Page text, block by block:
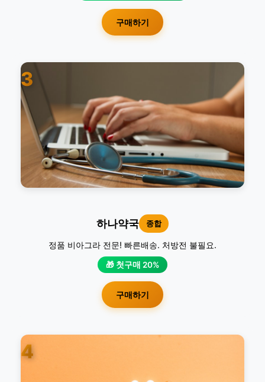
구매하기
3
하나약국 종합
정품 비아그라 전문! 빠른배송. 처방전 불필요.
🎁 첫구매 20%
구매하기
4